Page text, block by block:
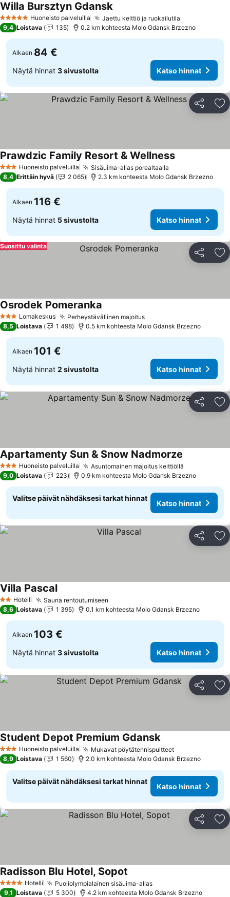
5 TähtiluokitusHuoneisto palveluilla Jaettu keittiö ja ruokailutila
Willa Bursztyn GdanskKatso hinnat
9,4 Loistava 135 0.2 km kohteesta Molo Gdansk Brzezno
Alkaen 84 €
Näytä hinnat 3 sivustolta Katso hinnat
Jaa
3 Tähtiluokitus
Huoneisto palveluilla Sisäuima-allas porealtaalla
Prawdzic Family Resort & WellnessKatso hinnat
8,4 Erittäin hyvä 2 065 2.3 km kohteesta Molo Gdansk Brzezno
Alkaen 116 €
Näytä hinnat 5 sivustolta Katso hinnat
Jaa
Suosittu valinta
3 Tähtiluokitus
Lomakeskus Perheystävällinen majoitusKatso hinnat
Osrodek Pomeranka
8,5 Loistava 1 498 0.5 km kohteesta Molo Gdansk Brzezno
Alkaen 101 €
Näytä hinnat 2 sivustolta Katso hinnat
Jaa
3 Tähtiluokitus
Huoneisto palveluilla Asuntomainen majoitus keittiöllä
Apartamenty Sun & Snow Nadmorze
9,0 Loistava 223 0.9 km kohteesta Molo Gdansk Brzezno
Valitse päivät nähdäksesi tarkat hinnat
Katso hinnat
Jaa
2 Tähtiluokitus
Hotelli Sauna rentoutumiseen
Villa PascalKatso hinnat
8,6 Loistava 1 395 0.1 km kohteesta Molo Gdansk Brzezno
Alkaen 103 €
Näytä hinnat 3 sivustolta Katso hinnat
Jaa
3 Tähtiluokitus
Huoneisto palveluilla Mukavat pöytätennispuitteetKatso hinnat
Student Depot Premium GdanskKatso hinnat
8,9 Loistava 1 560 2.0 km kohteesta Molo Gdansk Brzezno
Valitse päivät nähdäksesi tarkat hinnat
Katso hinnat
Jaa
4 Tähtiluokitus
Hotelli Puoliolympialainen sisäuima-allasKatso hinnat
Radisson Blu Hotel, Sopot
9,1 Loistava 5 300 4.2 km kohteesta Molo Gdansk Brzezno